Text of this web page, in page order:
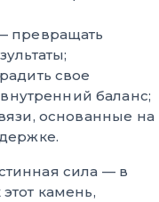
превращать
свое
баланс;
основанные на
сила — в
камень,